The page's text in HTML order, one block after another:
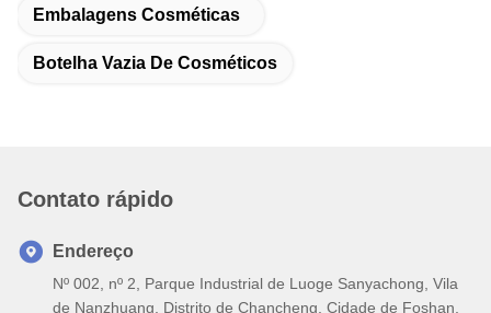
Embalagens Cosméticas
Botelha Vazia De Cosméticos
Contato rápido
Endereço
Nº 002, nº 2, Parque Industrial de Luoge Sanyachong, Vila
de Nanzhuang, Distrito de Chancheng, Cidade de Foshan,